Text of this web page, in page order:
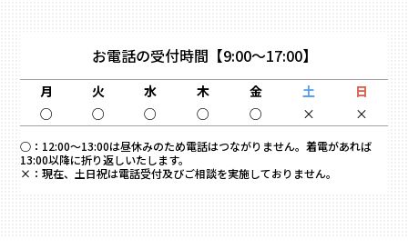
お電話の受付時間 【9:00～17:00】
月 火 水 木 金 土
日
○
○ ○ ○ ○ × ×
○： 12:00～13:00は昼休みのため電話はつながりません。着電があれば
13:00以降に折り返しいたします。
×： 現在、土日祝は電話受付及びご相談を実施しておりません。